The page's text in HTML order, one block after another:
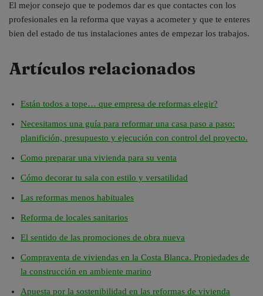
El mejor consejo que te podemos dar es que contactes con los
profesionales en la reforma que vayas a acometer y que te enteres
bien del estado de tus instalaciones antes de empezar los trabajos.
Artículos relacionados
Están todos a tope… que empresa de reformas elegir?
Necesitamos una guía para reformar una casa paso a paso:
planifición, presupuesto y ejecución con control del proyecto.
Como preparar una vivienda para su venta
Cómo decorar tu sala con estilo y versatilidad
Las reformas menos habituales
Reforma de locales sanitarios
El sentido de las promociones de obra nueva
Compraventa de viviendas en la Costa Blanca. Propiedades de
la construcción en ambiente marino
Apuesta por la sostenibilidad en las reformas de vivienda